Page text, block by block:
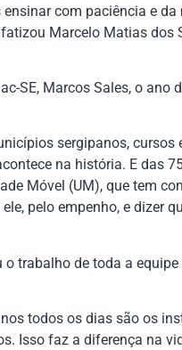
com paciência e da
Marcelo Matias dos
SE, Marcos Sales, o ano
sergipanos, cursos
na história. E das
Móvel (UM), que tem
pelo empenho, e dizer
o trabalho de toda a equipe
todos os dias são os
Isso faz a diferença na